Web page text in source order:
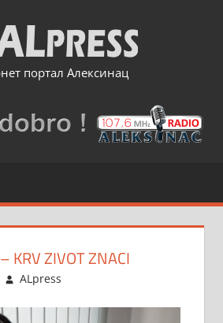
портал Алексинац
KRV ZIVOT ZNACI
ALpress